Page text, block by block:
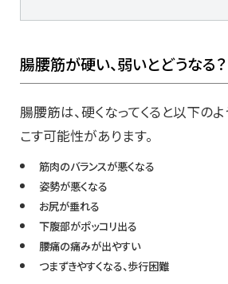
腸腰筋が硬い、弱いとどうなる？
腸腰筋は、硬くなってくると以下の
こす可能性があります。
筋肉のバランスが悪くなる
姿勢が悪くなる
お尻が垂れる
下腹部がポッコリ出る
腰痛の痛みが出やすい
つまずきやすくなる、歩行困難